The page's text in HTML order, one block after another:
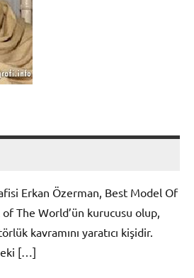
Erkan Özerman, Best Model Of
The World’ün kurucusu olup,
kavramını yaratıcı kişidir.
[…]